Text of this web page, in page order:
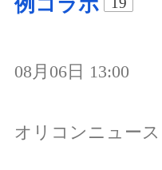
08月06日 13:00
オリコンニュース